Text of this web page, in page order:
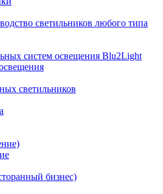
светильников любого типа
систем освещения Blu2Light
светильников
бизнес)